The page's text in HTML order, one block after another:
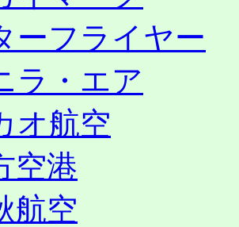
ーフライヤー
ラ・エア
オ航空
空港
航空